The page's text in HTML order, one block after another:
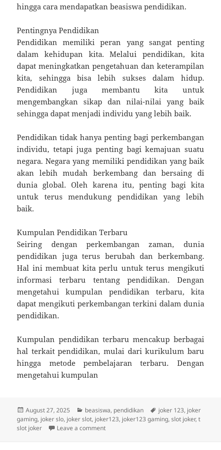
hingga cara mendapatkan beasiswa pendidikan.
Pentingnya Pendidikan
Pendidikan memiliki peran yang sangat penting
dalam kehidupan kita. Melalui pendidikan, kita
dapat meningkatkan pengetahuan dan keterampilan
kita, sehingga bisa lebih sukses dalam hidup.
Pendidikan juga membantu kita untuk
mengembangkan sikap dan nilai-nilai yang baik
sehingga dapat menjadi individu yang lebih baik.
Pendidikan tidak hanya penting bagi perkembangan
individu, tetapi juga penting bagi kemajuan suatu
negara. Negara yang memiliki pendidikan yang baik
akan lebih mudah berkembang dan bersaing di
dunia global. Oleh karena itu, penting bagi kita
untuk terus mendukung pendidikan yang lebih
baik.
Kumpulan Pendidikan Terbaru
Seiring dengan perkembangan zaman, dunia
pendidikan juga terus berubah dan berkembang.
Hal ini membuat kita perlu untuk terus mengikuti
informasi terbaru tentang pendidikan. Dengan
mengetahui kumpulan pendidikan terbaru, kita
dapat mengikuti perkembangan terkini dalam dunia
pendidikan.
Kumpulan pendidikan terbaru mencakup berbagai
hal terkait pendidikan, mulai dari kurikulum baru
hingga metode pembelajaran terbaru. Dengan
mengetahui kumpulan
Posted
on
August 27, 2025 Categories
beasiswa, pendidikan Tags
joker 123, joker
gaming, joker slo, joker slot, joker123, joker123 gaming,slot joker,t
slot joker
Leave a commenton Panduan Terbaru untuk Meraih